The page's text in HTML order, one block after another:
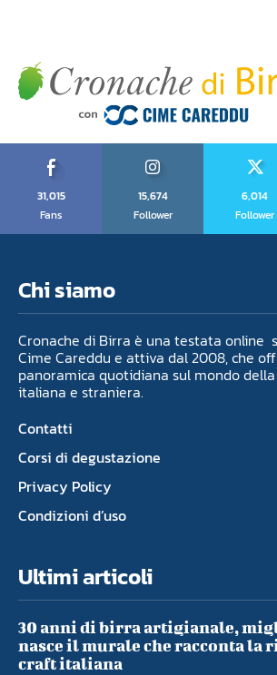
31,015
Fans
15,674
Follower
6,014
Follower
Chi siamo
Cronache di Birra è una testata online
Cime Careddu e attiva dal 2008, che
panoramica quotidiana sul mondo
italiana e straniera.
Contatti
Corsi di degustazione
Privacy Policy
Condizioni d’uso
Ultimi articoli
30 anni di birra artigianale,
nasce il murale che racconta la
craft italiana